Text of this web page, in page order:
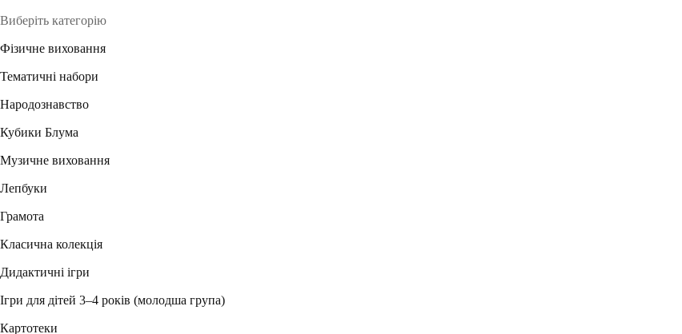
Виберіть категорію
Фізичне виховання
Тематичні набори
Народознавство
Кубики Блума
Музичне виховання
Лепбуки
Грамота
Класична колекція
Дидактичні ігри
Ігри для дітей 3–4 років (молодша група)
Картотеки